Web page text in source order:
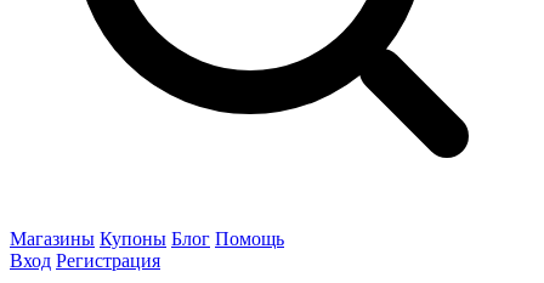
Магазины Купоны Блог Помощь
Вход Регистрация